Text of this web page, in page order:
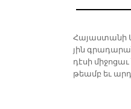
Հա­յաս­տա­նի
յին
դէ­սի
թեամբ եւ